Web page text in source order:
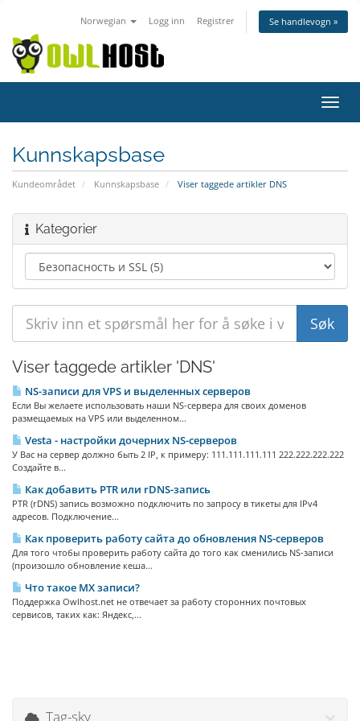
Norwegian Logg inn Registrer Se handlevogn »
Bytt
Kunnskapsbase
Kundeområdet Kunnskapsbase Viser taggede artikler DNS
Kategorier
Viser taggede artikler 'DNS'
NS-записи для VPS и выделенных серверов
Если Вы желаете использовать наши NS-сервера для своих доменов
размещаемых на VPS или выделенном...
Vesta - настройки дочерних NS-серверов
У Вас на сервер должно быть 2 IP, к примеру: 111.111.111.111 222.222.222.222
Создайте в...
Как добавить PTR или rDNS-запись
PTR (rDNS) запись возможно подключить по запросу в тикеты для IPv4
адресов. Подключение...
Как проверить работу сайта до обновления NS-серверов
Для того чтобы проверить работу сайта до того как сменились NS-записи
(произошло обновление кеша...
Что такое МХ записи?
Поддержка Owlhost.net не отвечает за работу сторонних почтовых
сервисов, таких как: Яндекс,...
Tag-sky